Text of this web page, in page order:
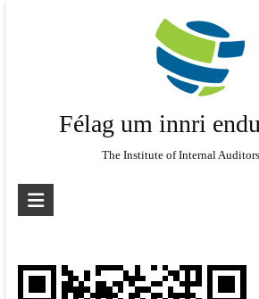
Félag um innri
The Institute of Internal